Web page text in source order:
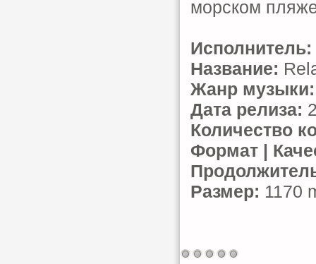
морском
Исполнитель:
Название:
Жанр музыки:
Дата релиза:
Количество
Формат |
Размер: 1170